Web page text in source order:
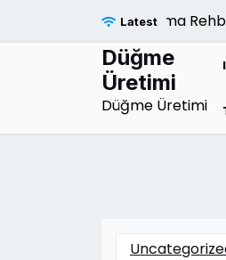
Latest
Kurtulma Rehberi |
Düğme
Üretimi
Düğme Üretimi